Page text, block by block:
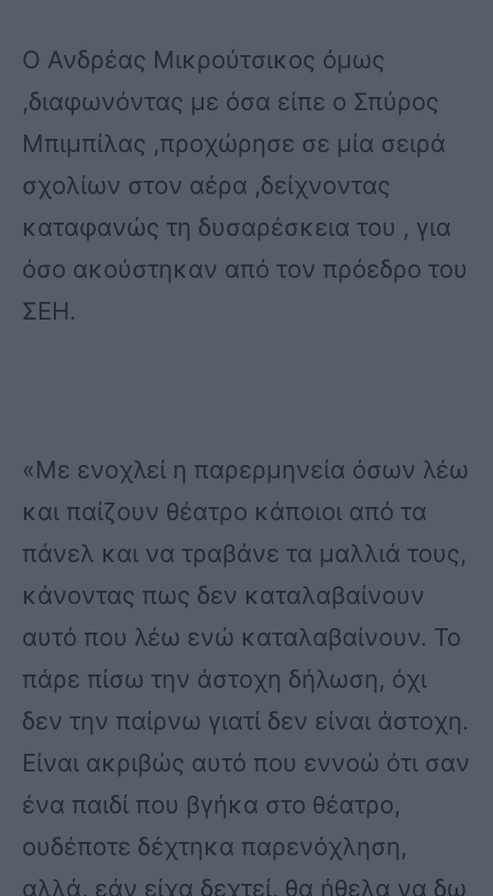
Ο Ανδρέας Μικρούτσικος όμως
,διαφωνόντας με όσα είπε ο Σπύρος
Μπιμπίλας ,προχώρησε σε μία σειρά
σχολίων στον αέρα ,δείχνοντας
καταφανώς τη δυσαρέσκεια του , για
όσο ακούστηκαν από τον πρόεδρο του
ΣΕΗ.
«Με ενοχλεί η παρερμηνεία όσων λέω
και παίζουν θέατρο κάποιοι από τα
πάνελ και να τραβάνε τα μαλλιά τους,
κάνοντας πως δεν καταλαβαίνουν
αυτό που λέω ενώ καταλαβαίνουν. Το
πάρε πίσω την άστοχη δήλωση, όχι
δεν την παίρνω γιατί δεν είναι άστοχη.
Είναι ακριβώς αυτό που εννοώ ότι σαν
ένα παιδί που βγήκα στο θέατρο,
ουδέποτε δέχτηκα παρενόχληση,
αλλά, εάν είχα δεχτεί, θα ήθελα να δω